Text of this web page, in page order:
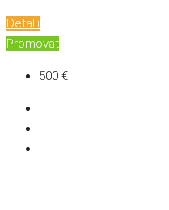
Detalii
Promovat
500 €